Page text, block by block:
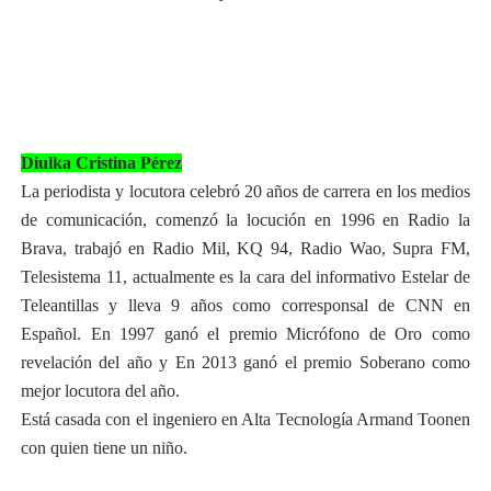
Diulka Cristina Pérez
La periodista y locutora celebró 20 años de carrera en los medios
de comunicación, comenzó la locución en 1996 en Radio la
Brava, trabajó en Radio Mil, KQ 94, Radio Wao, Supra FM,
Telesistema 11, actualmente es la cara del informativo Estelar de
Teleantillas y lleva 9 años como corresponsal de CNN en
Español. En 1997 ganó el premio Micrófono de Oro como
revelación del año y En 2013 ganó el premio Soberano como
mejor locutora del año.
Está casada con el ingeniero en Alta Tecnología Armand Toonen
con quien tiene un niño.